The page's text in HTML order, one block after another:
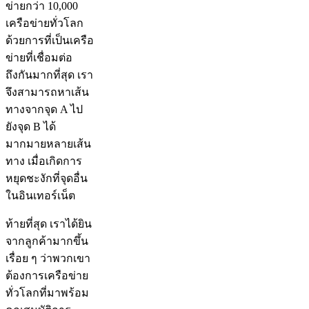
ข่ายกว่า 10,000
เครือข่ายทั่วโลก
ด้วยการที่เป็นเครือ
ข่ายที่เชื่อมต่อ
ถึงกันมากที่สุด เรา
จึงสามารถหาเส้น
ทางจากจุด A ไป
ยังจุด B ได้
มากมายหลายเส้น
ทาง เมื่อเกิดการ
หยุดชะงักที่จุดอื่น
ในอินเทอร์เน็ต
ท้ายที่สุด เราได้ยิน
จากลูกค้ามากขึ้น
เรื่อย ๆ ว่าพวกเขา
ต้องการเครือข่าย
ทั่วโลกที่มาพร้อม